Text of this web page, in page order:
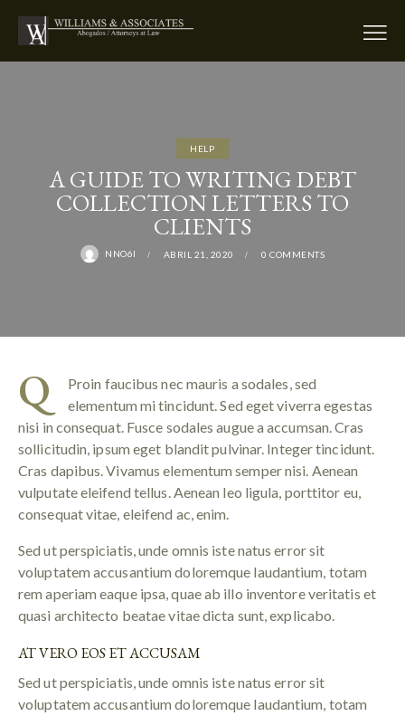
HELP
A GUIDE TO WRITING DEBT
COLLECTION LETTERS TO
CLIENTS
NNO6I ABRIL 21, 2020 0 COMMENTS
Q
Proin faucibus nec mauris a sodales, sed
elementum mi tincidunt. Sed eget viverra egestas
nisi in consequat. Fusce sodales augue a accumsan. Cras
sollicitudin, ipsum eget blandit pulvinar. Integer tincidunt.
Cras dapibus. Vivamus elementum semper nisi. Aenean
vulputate eleifend tellus. Aenean leo ligula, porttitor eu,
consequat vitae, eleifend ac, enim.
Sed ut perspiciatis, unde omnis iste natus error sit
voluptatem accusantium doloremque laudantium, totam
rem aperiam eaque ipsa, quae ab illo inventore veritatis et
quasi architecto beatae vitae dicta sunt, explicabo.
AT VERO EOS ET ACCUSAM
Sed ut perspiciatis, unde omnis iste natus error sit
voluptatem accusantium doloremque laudantium, totam